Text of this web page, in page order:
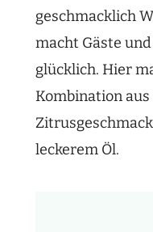
geschmacklich
macht Gäste
glücklich. Hier
Kombination
leckerem Öl.